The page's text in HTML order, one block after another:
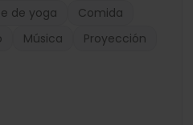
de yoga
Comida
Música
Proyección